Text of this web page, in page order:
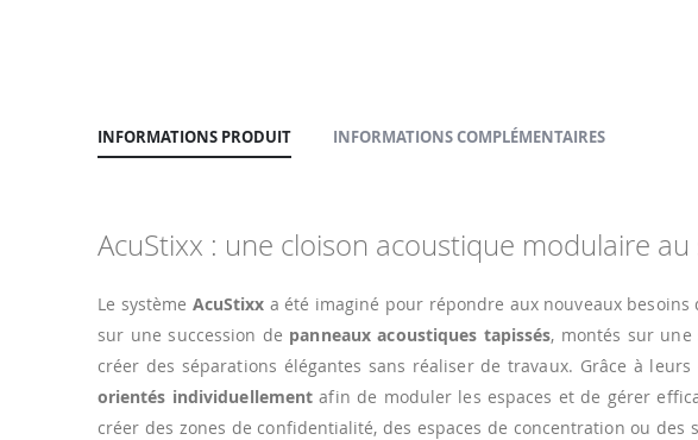
INFORMATIONS PRODUIT
AcuStixx : une cloison acoustique modulaire
Le système AcuStixx a été imaginé pour répondre aux nouveaux
sur une succession de panneaux acoustiques tapissés, montés sur une
créer des séparations élégantes sans réaliser de travaux. Grâce à leurs
orientés individuellement afin de moduler les espaces et de gérer
créer des zones de confidentialité, des espaces de concentration ou
INFORMATIONS COMPLÉMENTAIRES